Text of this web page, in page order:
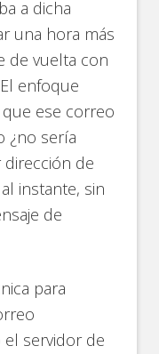
a dicha
una hora más
de vuelta con
enfoque
ese correo
¿no sería
de
instante, sin
de
para
servidor de